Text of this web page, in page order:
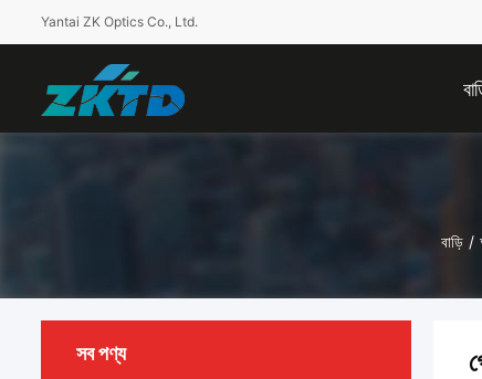
Yantai ZK Optics Co., Ltd.
বাড়ি /
সব পণ্য